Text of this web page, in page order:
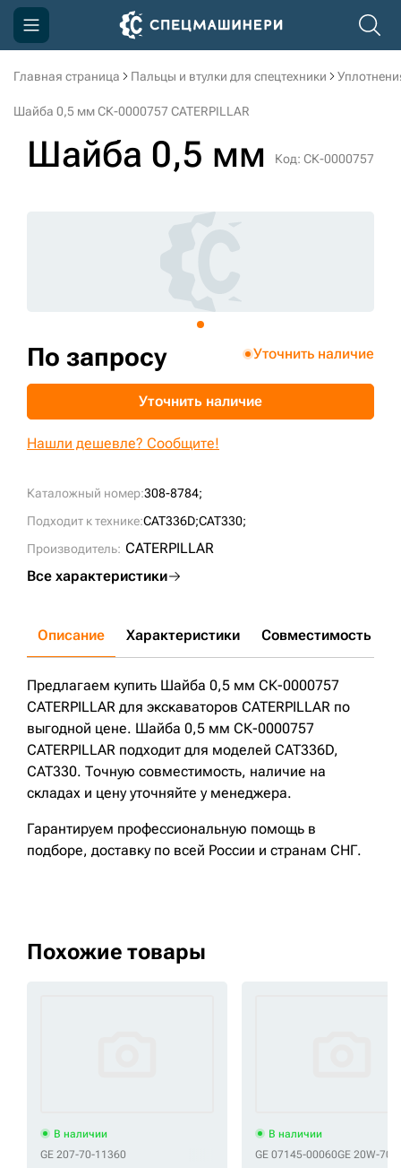
Главная страница Пальцы и втулки для спецтехники
Шайба 0,5 мм СК-0000757 CATERPILLAR
Шайба 0,5 мм Код: СК-0000757
Каталожный номер:308-8784;
Подходит к технике:CAT336D;CAT330;
Производитель: CATERPILLAR
Все характеристики
По запросу Уточнить наличие
Уточнить наличие
Нашли дешевле? Сообщите!
Описание Характеристики Совместимость
Предлагаем купить Шайба 0,5 мм СК-0000757
CATERPILLAR для экскаваторов CATERPILLAR по
выгодной цене. Шайба 0,5 мм СК-0000757
CATERPILLAR подходит для моделей CAT336D,
CAT330. Точную совместимость, наличие на
складах и цену уточняйте у менеджера.
Гарантируем профессиональную помощь в
подборе, доставку по всей России и странам СНГ.
Похожие товары
В наличии
GE 207-70-11360
В наличии
GE 07145-00060GE 20W-70-
Компания
Доставка и оплата
+7 (499) 394-50-93